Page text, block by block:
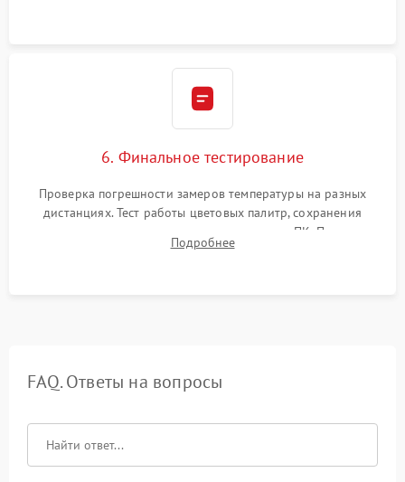
6. Финальное тестирование
Проверка погрешности замеров температуры на разных
дистанциях. Тест работы цветовых палитр, сохранения
термограмм в память и передачи данных на ПК. Проверка
автономности работы и итоговый контроль качества.
Подробнее
FAQ. Ответы на вопросы